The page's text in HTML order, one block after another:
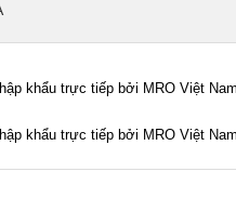
khẩu trực tiếp bởi MRO Việt
khẩu trực tiếp bởi MRO Việt